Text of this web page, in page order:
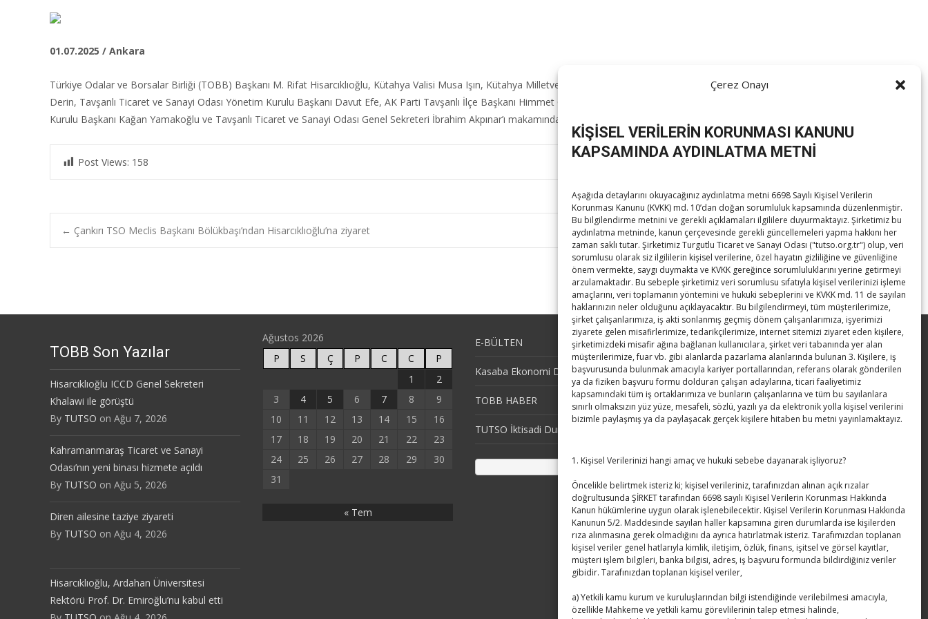
Çerez Onayı
KİŞİSEL VERİLERİN KORUNMASI KANUNU
KAPSAMINDA AYDINLATMA METNİ
Aşağıda detaylarını okuyacağınız aydınlatma metni 6698 Sayılı Kişisel Verilerin
Korunması Kanunu (KVKK) md. 10’dan doğan sorumluluk kapsamında düzenlenmiştir.
Bu bilgilendirme metnini ve gerekli açıklamaları ilgililere duyurmaktayız. Şirketimiz bu
aydınlatma metninde, kanun çerçevesinde gerekli güncellemeleri yapma hakkını her
zaman saklı tutar. Şirketimiz Turgutlu Ticaret ve Sanayi Odası ("tutso.org.tr") olup, veri
sorumlusu olarak siz ilgililerin kişisel verilerine, özel hayatın gizliliğine ve güvenliğine
önem vermekte, saygı duymakta ve KVKK gereğince sorumluluklarını yerine getirmeyi
arzulamaktadır. Bu sebeple şirketimiz veri sorumlusu sıfatıyla kişisel verilerinizi işleme
amaçlarını, veri toplamanın yöntemini ve hukuki sebeplerini ve KVKK md. 11 de sayılan
haklarınızın neler olduğunu açıklayacaktır. Bu bilgilendirmeyi, tüm müşterilerimize,
şirket çalışanlarımıza, iş akti sonlanmış geçmiş dönem çalışanlarımıza, işyerimizi
ziyarete gelen misafirlerimize, tedarikçilerimize, internet sitemizi ziyaret eden kişilere,
şirketimizdeki misafir ağına bağlanan kullanıcılara, şirket veri tabanında yer alan
müşterilerimize, fuar vb. gibi alanlarda pazarlama alanlarında bulunan 3. Kişilere, iş
başvurusunda bulunmak amacıyla kariyer portallarından, referans olarak gönderilen
ya da fiziken başvuru formu dolduran çalışan adaylarına, ticari faaliyetimiz
kapsamındaki tüm iş ortaklarımıza ve bunların çalışanlarına ve tüm bu sayılanlara
sınırlı olmaksızın yüz yüze, mesafeli, sözlü, yazılı ya da elektronik yolla kişisel verilerini
bizimle paylaşmış ya da paylaşacak gerçek kişilere hitaben bu metni yayınlamaktayız.
1. Kişisel Verilerinizi hangi amaç ve hukuki sebebe dayanarak işliyoruz?
Öncelikle belirtmek isteriz ki; kişisel verileriniz, tarafınızdan alınan açık rızalar
doğrultusunda ŞİRKET tarafından 6698 sayılı Kişisel Verilerin Korunması Hakkında
Kanun hükümlerine uygun olarak işlenebilecektir. Kişisel Verilerin Korunması Hakkında
Kanunun 5/2. Maddesinde sayılan haller kapsamına giren durumlarda ise kişilerden
rıza alınmasına gerek olmadığını da ayrıca hatırlatmak isteriz. Tarafımızdan toplanan
kişisel veriler genel hatlarıyla kimlik, iletişim, özlük, finans, işitsel ve görsel kayıtlar,
müşteri işlem bilgileri, banka bilgisi, adres, iş başvuru formunda bildirdiğiniz veriler
gibidir. Tarafınızdan toplanan kişisel veriler,
a) Yetkili kamu kurum ve kuruluşlarından bilgi istendiğinde verilebilmesi amacıyla,
özellikle Mahkeme ve yetkili kamu görevlilerinin talep etmesi halinde,
01.07.2025 / Ankara
Türkiye Odalar ve Borsalar Birliği (TOBB) Başkanı M. Rifat Hisarcıklıoğlu, Kütahya Valisi Musa Işın, Kütahya Milletvekilleri Adil Biçer, Mehmet Demir, Tavşanlı Belediye Başkanı Ali Kemal
Derin, Tavşanlı Ticaret ve Sanayi Odası Yönetim Kurulu Başkanı Davut Efe, AK Parti Tavşanlı İlçe Başkanı Himmet Özer, MHP Tavşanlı İlçe Başkanı Kürşat Öztaş, Nursanlar Holding İcra
Kurulu Başkanı Kağan Yamakoğlu ve Tavşanlı Ticaret ve Sanayi Odası Genel Sekreteri İbrahim Akpınar’ı makamında kabul etti.​
Post Views: 158
Post
← Çankırı TSO Meclis Başkanı Bölükbaşı’ndan Hisarcıklıoğlu’na ziyaret DEM Parti Heyetinden TOBB’a ziyaret→
TOBB Son Yazılar
Hisarcıklıoğlu ICCD Genel Sekreteri
Khalawi ile görüştü
By TUTSO on Ağu 7, 2026
Kahramanmaraş Ticaret ve Sanayi
Odası’nın yeni binası hizmete açıldı
By TUTSO on Ağu 5, 2026
Diren ailesine taziye ziyareti
By TUTSO on Ağu 4, 2026
Hisarcıklıoğlu, Ardahan Üniversitesi
Rektörü Prof. Dr. Emiroğlu’nu kabul etti
Ağustos 2026
P
S Ç P C C
P
1
2
3
4 5 6 7 8
9
10
11 12 13 14 15
16
17
18 19 20 21 22
23
24
25 26 27 28 29
30
31
« Tem
E-BÜLTEN
Kasaba Ekonomi Dergisi
TOBB HABER
TUTSO İktisadi Durum Raporu
Hisarcıklıoğlu ICCD Genel Sekreteri
Khalawi ile görüştü
Kahramanmaraş Ticaret ve Sanayi
Odası’nın yeni binası hizmete açıldı
Hisarcıklıoğlu, Ardahan Üniversitesi
Rektörü Prof. Dr. Emiroğlu’nu kabul etti
Hisarcıklıoğlu Muğla İl/İlçe Oda / Borsa
Meclis Üyeleri ile buluştu